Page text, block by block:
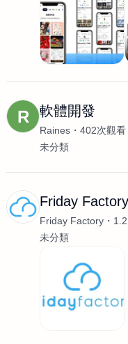
R 軟體開發
Raines 402次觀看
未分類
Friday Factory
Friday Factory
未分類